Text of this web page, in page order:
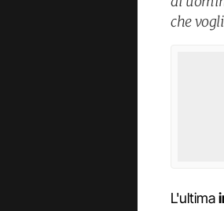
che
L'ultima